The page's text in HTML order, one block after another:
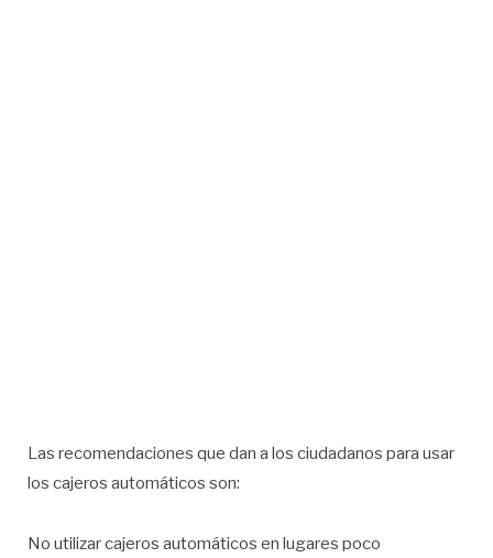
Las recomendaciones que dan a los ciudadanos para usar
los cajeros automáticos son:
No utilizar cajeros automáticos en lugares poco